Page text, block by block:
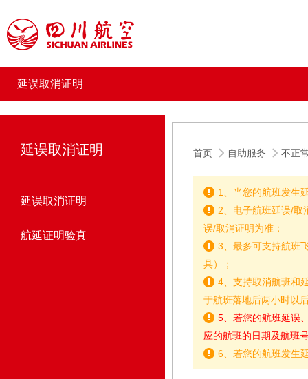
延误取消证明
延误取消证明
延误取消证明
航延证明验真
首页 自助服务 不正
1、当您的航班发生
2、电子航班延误/取
误/取消证明为准；
3、最多可支持航班
具）；
4、支持取消航班和
于航班落地后两小时以
5、若您的航班延误
应的航班的日期及航班
6、若您的航班发生